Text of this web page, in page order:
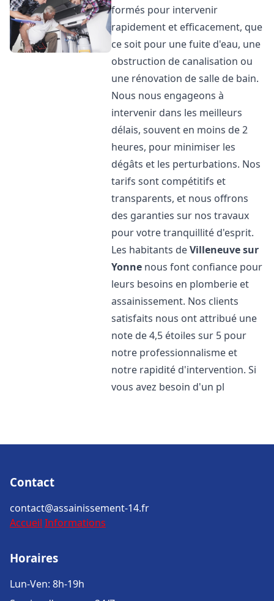
formés pour intervenir
rapidement et efficacement, que
ce soit pour une fuite d'eau, une
obstruction de canalisation ou
une rénovation de salle de bain.
Nous nous engageons à
intervenir dans les meilleurs
délais, souvent en moins de 2
heures, pour minimiser les
dégâts et les perturbations. Nos
tarifs sont compétitifs et
transparents, et nous offrons
des garanties sur nos travaux
pour votre tranquillité d'esprit.
Les habitants deVilleneuve sur
Yonne nous font confiance pour
leurs besoins en plomberie et
assainissement. Nos clients
satisfaits nous ont attribué une
note de 4,5 étoiles sur 5 pour
notre professionnalisme et
notre rapidité d'intervention. Si
vous avez besoin d'un pl
Contact
contact@assainissement-14.fr
Accueil Informations
Horaires
Lun-Ven: 8h-19h